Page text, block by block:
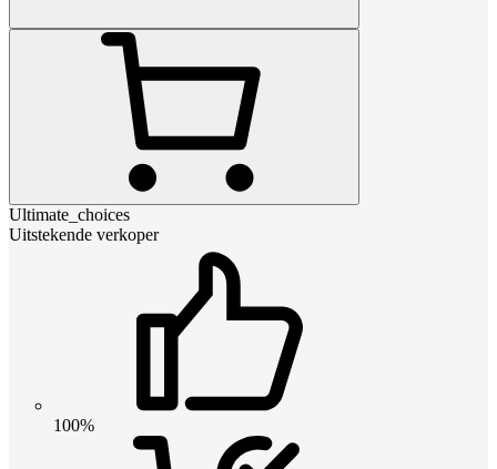
Ultimate_choices
Uitstekende verkoper
100%